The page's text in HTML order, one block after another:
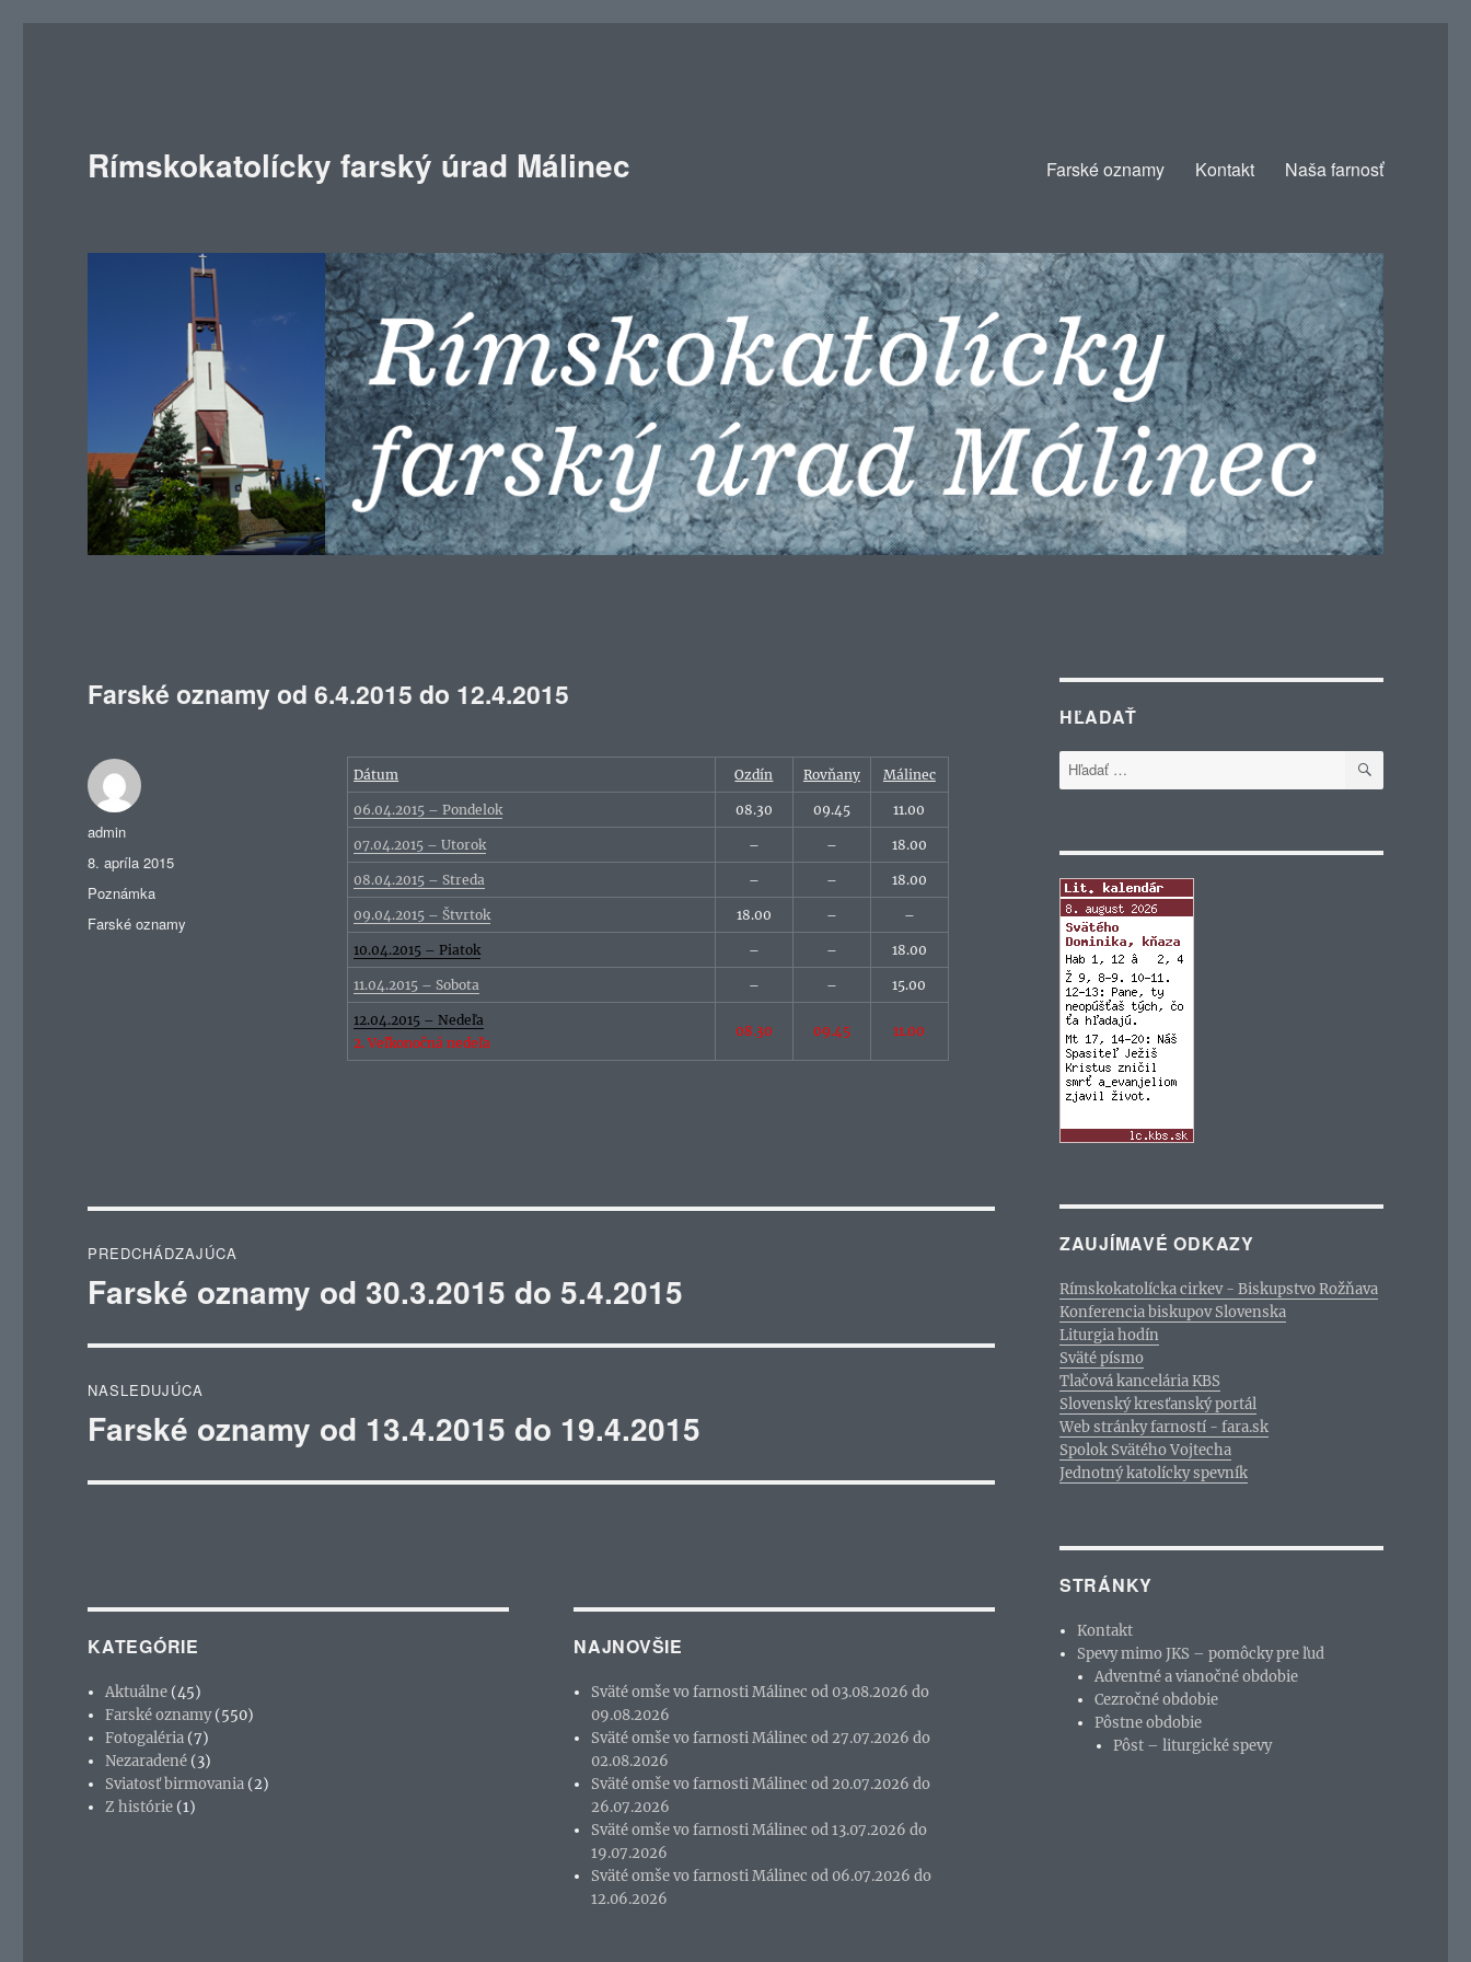
Rímskokatolícky farský úrad Málinec Farské oznamy Kontakt Naša farnosť
Farské oznamy od 6.4.2015 do 12.4.2015
Dátum Ozdín Rovňany Málinec
06.04.2015 – Pondelok 08.30 09.45 11.00
07.04.2015 – Utorok – – 18.00
08.04.2015 – Streda – – 18.00
09.04.2015 – Štvrtok 18.00 – –
10.04.2015 – Piatok – – 18.00
11.04.2015 – Sobota – – 15.00
12.04.2015 – Nedeľa
2.Veľkonočná nedeľa
08.30 09.45 11.00
Autor
admin
Publikované
8. apríla 2015
Formát
Poznámka
Kategórie
Farské oznamy
v
PREDCHÁDZAJÚCA
Predchádzajúci
Farské oznamy od 30.3.2015 do 5.4.2015
NASLEDUJÚCA
Ďalší
Farské oznamy od 13.4.2015 do 19.4.2015
KATEGÓRIE
Aktuálne (45)
Farské oznamy(550)
Fotogaléria (7)
Nezaradené (3)
Sviatosť birmovania (2)
Z histórie (1)
NAJNOVŠIE
Sväté omše vo farnosti Málinec od 03.08.2026 do
09.08.2026
Sväté omše vo farnosti Málinec od 27.07.2026 do
02.08.2026
Sväté omše vo farnosti Málinec od 20.07.2026 do
26.07.2026
Sväté omše vo farnosti Málinec od 13.07.2026 do
19.07.2026
Sväté omše vo farnosti Málinec od 06.07.2026 do
12.06.2026
HĽADAŤ
Hľadať:
ZAUJÍMAVÉ ODKAZY
Rímskokatolícka cirkev - Biskupstvo Rožňava
Konferencia biskupov Slovenska
Liturgia hodín
Sväté písmo
Tlačová kancelária KBS
Slovenský kresťanský portál
Web stránky farností - fara.sk
Spolok Svätého Vojtecha
Jednotný katolícky spevník
STRÁNKY
Kontakt
Spevy mimo JKS – pomôcky pre ľud
Adventné a vianočné obdobie
Cezročné obdobie
Pôstne obdobie
Pôst – liturgické spevy